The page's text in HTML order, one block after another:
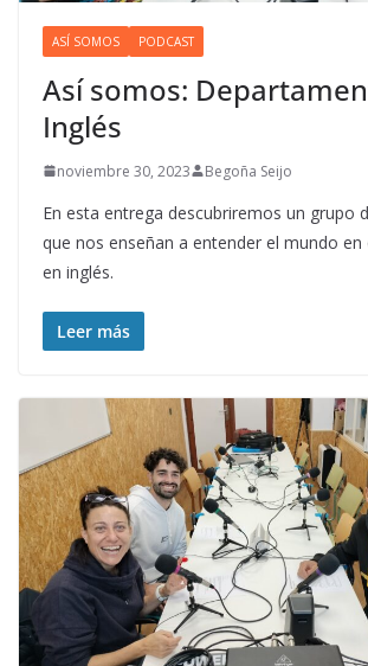
ASÍ SOMOS PODCAST
Así somos:
Inglés
noviembre 30, 2023 Begoña Seijo
En esta entrega descubriremos un grupo
que nos enseñan a entender el mundo
en inglés.
Leer más